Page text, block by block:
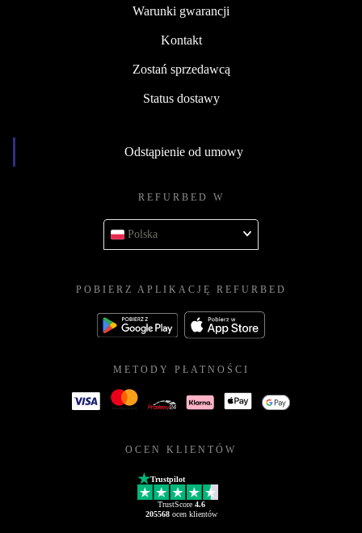
Warunki gwarancji
Kontakt
Zostań sprzedawcą
Status dostawy
Odstąpienie od umowy
REFURBED W
Polska
POBIERZ APLIKACJĘ REFURBED
METODY PŁATNOŚCI
OCEN KLIENTÓW
Trustpilot
TrustScore 4.6
205568ocen klientów